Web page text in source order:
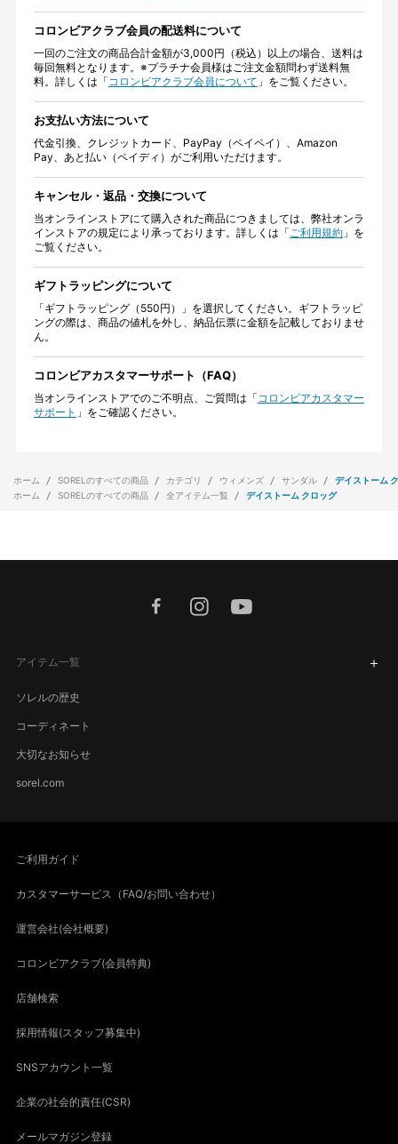
コロンビアクラブ会員の配送料について
一回のご注文の商品合計金額が3,000円（税込）以上の場合、送料は
毎回無料となります。※プラチナ会員様はご注文金額問わず送料無
料。詳しくは「コロンビアクラブ会員について 」をご覧ください。
お支払い方法について
代金引換、クレジットカード、PayPay（ペイペイ）、Amazon
Pay、あと払い（ペイディ）がご利用いただけます。
キャンセル・返品・交換について
当オンラインストアにて購入された商品につきましては、弊社オンラ
インストアの規定により承っております。詳しくは「ご利用規約」を
ご覧ください。
ギフトラッピングについて
「ギフトラッピング（550円）」を選択してください。ギフトラッピ
ングの際は、商品の値札を外し、納品伝票に金額を記載しておりませ
ん。
コロンビアカスタマーサポート（FAQ）
当オンラインストアでのご不明点、ご質問は「コロンビアカスタマー
サポート 」をご確認ください。
ホーム SORELのすべての商品 カテゴリ ウィメンズ サンダル
デイストーム
ホーム
SORELのすべての商品 全アイテム一覧 デイストーム クロッグ
facebookinstagram
アイテム一覧
ソレルの歴史
コーディネート
大切なお知らせ
sorel.com
ご利用ガイド
カスタマーサービス（FAQ/お問い合わせ）
運営会社(会社概要)
コロンビアクラブ(会員特典)
店舗検索
採用情報(スタッフ募集中)
SNSアカウント一覧
企業の社会的責任(CSR)
メールマガジン登録